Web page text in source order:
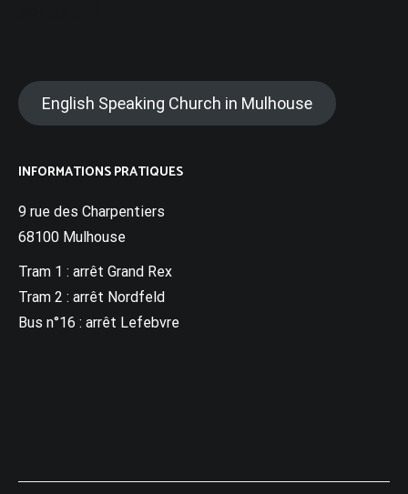
English Speaking Church in Mulhouse
INFORMATIONS PRATIQUES
9 rue des Charpentiers
68100 Mulhouse
Tram 1 : arrêt Grand Rex
Tram 2 : arrêt Nordfeld
Bus n°16 : arrêt Lefebvre